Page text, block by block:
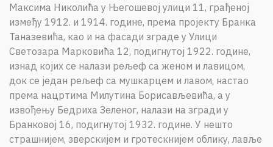
Максима Николића у Његошевој улици 11, грађеној
између 1912. и 1914. године, према пројекту Бранка
Таназевића, као и на фасади зграде у Улици
Светозара Марковића 12, подигнутој 1922. године,
изнад којих се налази рељеф са женом и лавицом,
док се један рељеф са мушкарцем и лавом, настао
према нацртима Милутина Борисављевића, а у
извођењу Бедриха Зеленог, налази на згради у
Бранковој 16, подигнутој 1932. године. У нешто
страшнијем, зверскијем и гротескнијем облику, лавље